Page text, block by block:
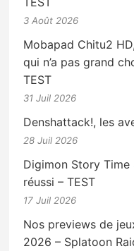
3 Août 2026
Mobapad Chitu2
qui n’a pas grand
TEST
31 Juil 2026
Denshattack!, les
28 Juil 2026
Digimon Story
réussi – TEST
17 Juil 2026
Nos previews de
2026 – Splatoon